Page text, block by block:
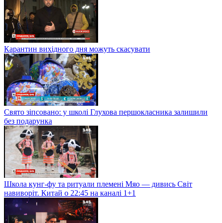
Карантин вихідного дня можуть скасувати
Свято зіпсовано: у школі Глухова першокласника залишили
без подарунка
Школа кунг-фу та ритуали племені Мяо — дивись Світ
навиворіт. Китай о 22:45 на каналі 1+1